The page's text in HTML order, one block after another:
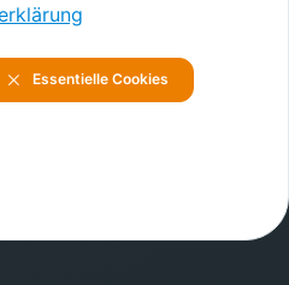
Essentielle Cookies